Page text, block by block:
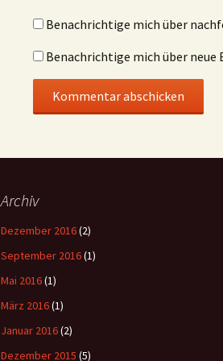
Benachrichtige mich über
Benachrichtige mich über neue
Archiv
Dezember 2016(2)
September 2016(1)
Mai 2016(1)
März 2016(1)
Januar 2016(2)
Dezember 2015 (5)